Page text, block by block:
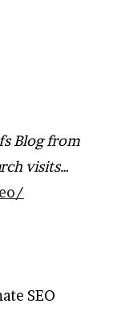
Blog from
visits…
SEO